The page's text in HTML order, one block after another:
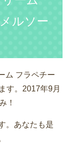
ルソー
ム フラペチー
す。2017年9月
！
。あなたも是